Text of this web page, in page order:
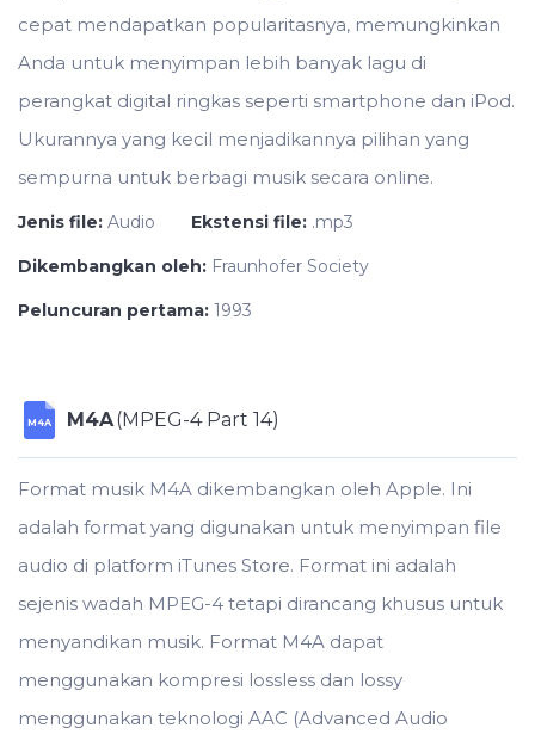
cepat mendapatkan popularitasnya, memungkinkan
Anda untuk menyimpan lebih banyak lagu di
perangkat digital ringkas seperti smartphone dan iPod.
Ukurannya yang kecil menjadikannya pilihan yang
sempurna untuk berbagi musik secara online.
Jenis file: Audio Ekstensi file: .mp3
Dikembangkan oleh: Fraunhofer Society
Peluncuran pertama: 1993
M4A M4A(MPEG-4 Part 14)
Format musik M4A dikembangkan oleh Apple. Ini
adalah format yang digunakan untuk menyimpan file
audio di platform iTunes Store. Format ini adalah
sejenis wadah MPEG-4 tetapi dirancang khusus untuk
menyandikan musik. Format M4A dapat
menggunakan kompresi lossless dan lossy
menggunakan teknologi AAC (Advanced Audio